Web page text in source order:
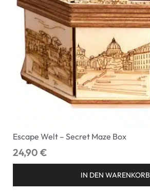
Escape Welt – Secret Maze Box
24,90 €
IN DEN WARENKORB